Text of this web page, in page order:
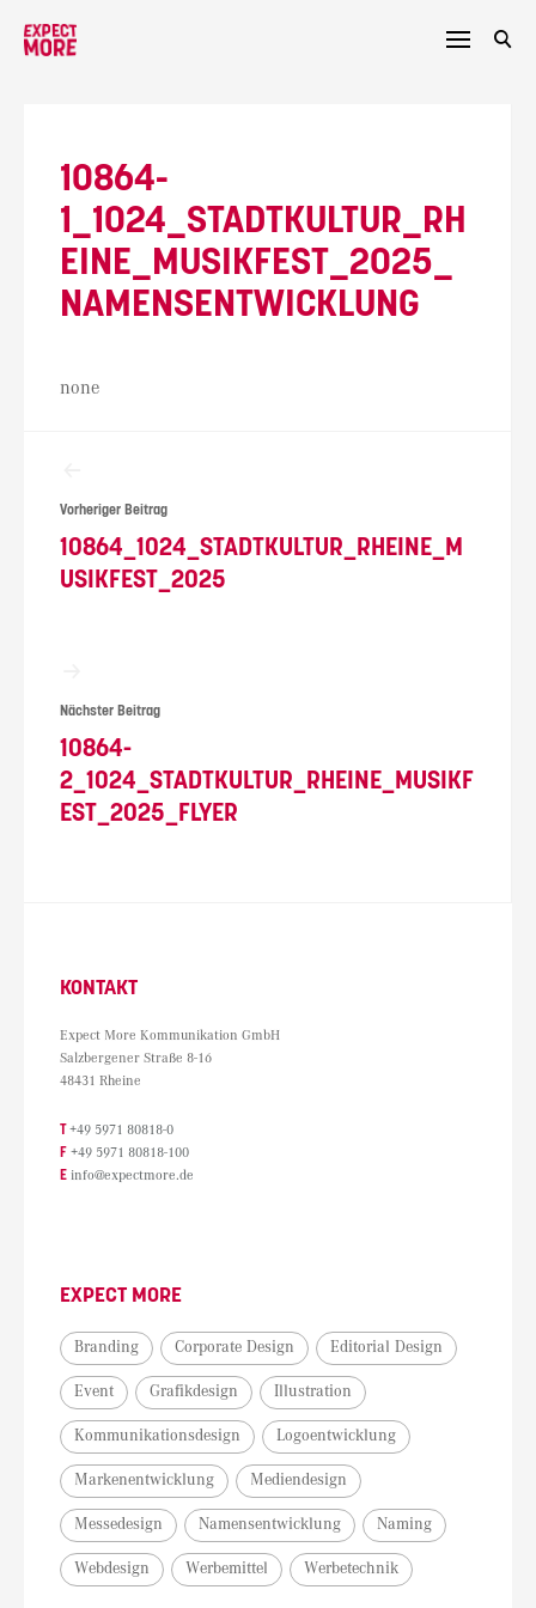
10864-
1_1024_STADTKULTUR_RH
EINE_MUSIKFEST_2025_
NAMENSENTWICKLUNG
none
Vorheriger Beitrag
10864_1024_STADTKULTUR_RHEINE_M
USIKFEST_2025
Nächster Beitrag
10864-
2_1024_STADTKULTUR_RHEINE_MUSIKF
EST_2025_FLYER
KONTAKT
Expect More Kommunikation GmbH
Salzbergener Straße 8-16
48431 Rheine
T +49 5971 80818-0
F +49 5971 80818-100
E info@expectmore.de
EXPECT MORE
Branding Corporate Design Editorial Design
Event Grafikdesign Illustration
Kommunikationsdesign Logoentwicklung
Markenentwicklung Mediendesign
Messedesign Namensentwicklung Naming
Webdesign Werbemittel Werbetechnik